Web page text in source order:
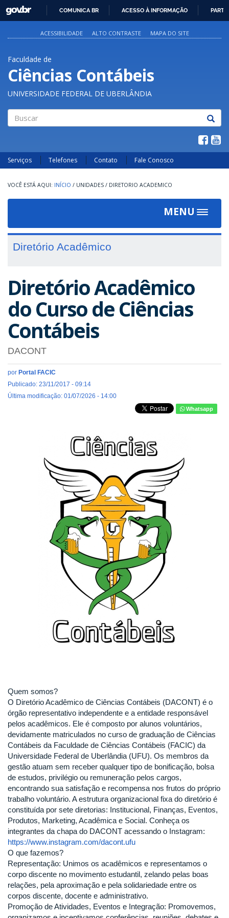
PARA
O
GOVBR
COMUNICA BR ACESSO À INFORMAÇÃO
ACESSIBILIDADE ALTO CONTRASTE MAPA DO SITE
Faculdade de
Ciências Contábeis
UNIVERSIDADE FEDERAL DE UBERLÂNDIA
Serviços Telefones Contato Fale Conosco
INÍCIO / UNIDADES / DIRETORIO ACADEMICO
MENU
Toggle
Diretório Acadêmico
Diretório Acadêmico
do Curso de Ciências
Contábeis
DACONT
por Portal FACIC
Publicado: 23/11/2017 - 09:14
Última modificação: 01/07/2026 - 14:00
Whatsapp
Quem somos?
O Diretório Acadêmico de Ciências Contábeis (DACONT) é o
órgão representativo independente e a entidade responsável
pelos acadêmicos. Ele é composto por alunos voluntários,
devidamente matriculados no curso de graduação de Ciências
Contábeis da Faculdade de Ciências Contábeis (FACIC) da
Universidade Federal de Uberlândia (UFU). Os membros da
gestão atuam sem receber qualquer tipo de bonificação, bolsa
de estudos, privilégio ou remuneração pelos cargos,
encontrando sua satisfação e recompensa nos frutos do próprio
trabalho voluntário. A estrutura organizacional fixa do diretório é
constituída por sete diretorias: Institucional, Finanças, Eventos,
Produtos, Marketing, Acadêmica e Social. Conheça os
integrantes da chapa do DACONT acessando o Instagram:
https://www.instagram.com/dacont.ufu
O que fazemos?
Representação: Unimos os acadêmicos e representamos o
corpo discente no movimento estudantil, zelando pelas boas
relações, pela aproximação e pela solidariedade entre os
corpos discente, docente e administrativo.
Promoção de Atividades, Eventos e Integração: Promovemos,